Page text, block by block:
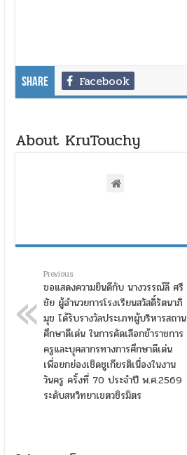
Share Facebook
About KruTouchy
Previous
ขอแสดงความยินดีกับ นางวรรณ์ลี ศรี
ชัย ผู้อำนวยการโรงเรียนสวัสดิ์รัตนาภิ
มุข ได้รับรางวัลประเภทผู้บริหารสถาน
ศึกษาดีเด่น ในการคัดเลือกข้าราชการ
ครูและบุคลากรทางการศึกษาดีเด่น
เพื่อยกย่องเชิดชูเกียรติเนื่องในงาน
วันครู ครั้งที่ 70 ประจำปี พ.ศ.2569
ระดับสหวิทยาเขตวชิรมิตร